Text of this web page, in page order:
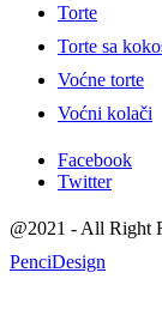
Torte
Torte sa
Voćne torte
Voćni kolači
Facebook
Twitter
@2021 - All Right
PenciDesign